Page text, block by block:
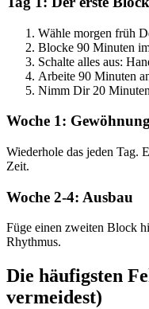
Wähle morgen früh
Blocke 90 Minuten
Schalte alles aus:
Arbeite 90 Minuten
Nimm Dir 20
Woche 1:
Wiederhole das jeden Tag.
Zeit.
Woche 2-4: Ausbau
Füge einen zweiten Block
Rhythmus.
Die häufigsten
vermeidest)